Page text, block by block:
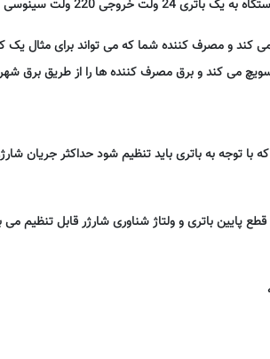
سینوسی دریافت می کنید.
کند و مصرف کننده شما که می تواند برای مثال
پایین باتری و ولتاژ شناوری شارژر قابل تنظیم می